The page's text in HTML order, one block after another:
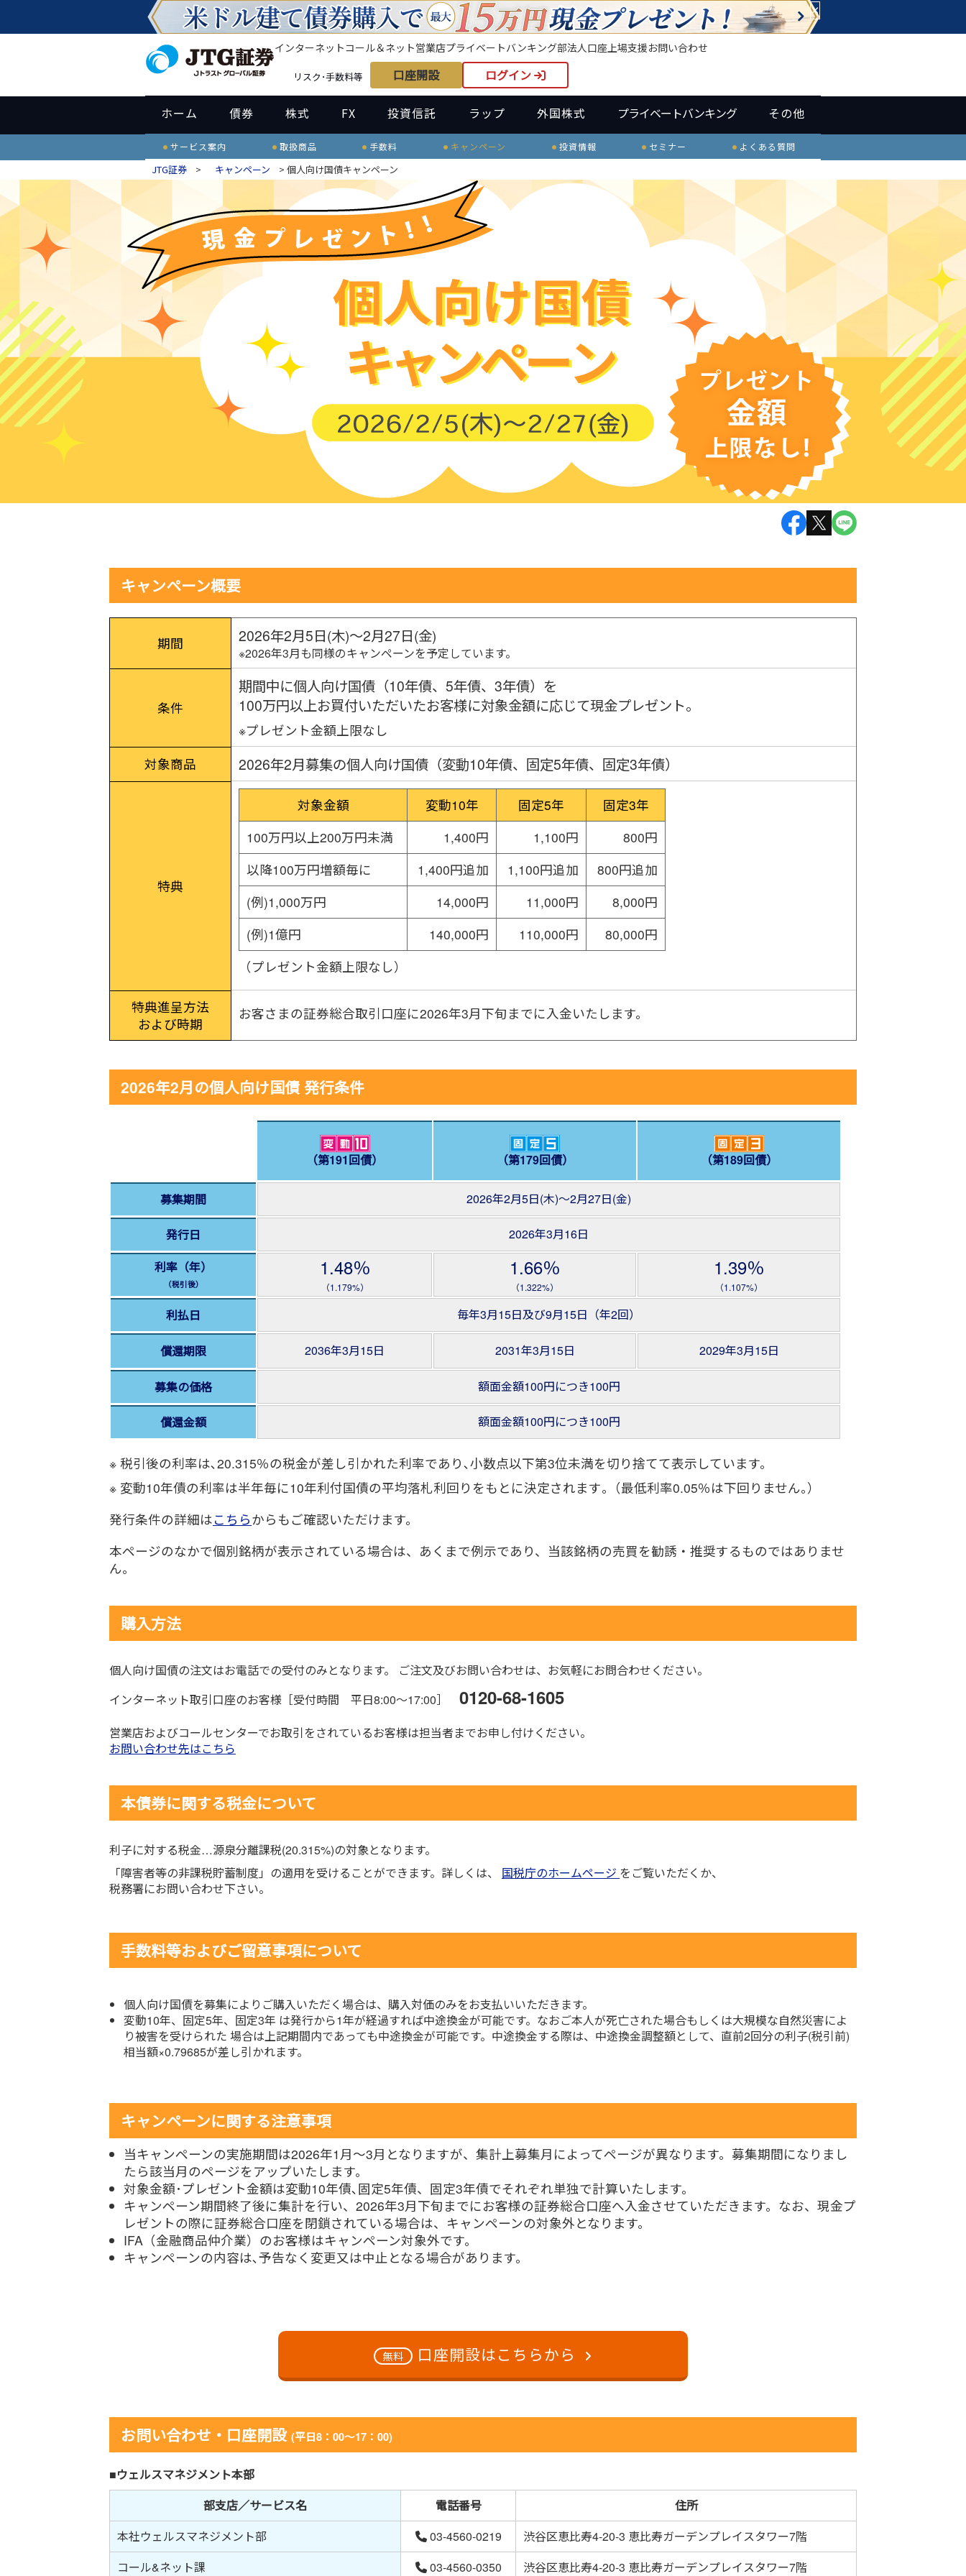
×
インターネットコール＆ネット営業店プライベートバンキング部法人口座上場支援お問い合わせ
リスク･手数料等 口座開設 ログイン
ホーム 債券 株式 FX 投資信託 ラップ 外国株式 プライベートバンキング その他
サービス案内 取扱商品 手数料 キャンペーン 投資情報 セミナー よくある質問
JTG証券 > キャンペーン > 個人向け国債キャンペーン
キャンペーン概要
期間 2026年2月5日(木)～2月27日(金)
※2026年3月も同様のキャンペーンを予定しています。
条件
期間中に個人向け国債（10年債、5年債、3年債）を
100万円以上お買付いただいたお客様に対象金額に応じて現金プレゼント。
※プレゼント金額上限なし
対象商品
2026年2月募集の個人向け国債（変動10年債、固定5年債、固定3年債）
特典
対象金額 変動10年 固定5年
固定3年
100万円以上200万円未満
1,400円 1,100円
800円
以降100万円増額毎に
1,400円追加 1,100円追加
800円追加
(例)1,000万円
14,000円 11,000円
8,000円
(例)1億円
140,000円 110,000円
80,000円
（プレゼント金額上限なし）
特典進呈方法
および時期
お客さまの証券総合取引口座に2026年3月下旬までに入金いたします。
2026年2月の個人向け国債 発行条件
（第191回債） （第179回債） （第189回債）
募集期間 2026年2月5日(木)～2月27日(金)
発行日
2026年3月16日
利率（年）
（税引後）
1.48％
（1.179%）
1.66％
（1.322%）
1.39％
（1.107%）
利払日 毎年3月15日及び9月15日（年2回）
償還期限 2036年3月15日 2031年3月15日 2029年3月15日
募集の価格 額面金額100円につき100円
償還金額 額面金額100円につき100円
※ 税引後の利率は､20.315％の税金が差し引かれた利率であり､小数点以下第3位未満を切り捨てて表示しています。
※ 変動10年債の利率は半年毎に10年利付国債の平均落札利回りをもとに決定されます｡（最低利率0.05％は下回りません｡）
発行条件の詳細はこちらからもご確認いただけます。
本ページのなかで個別銘柄が表示されている場合は、あくまで例示であり、当該銘柄の売買を勧誘・推奨するものではありませ
ん。
購入方法
個人向け国債の注文はお電話での受付のみとなります。 ご注文及びお問い合わせは、お気軽にお問合わせください。
インターネット取引口座のお客様［受付時間 平日8:00～17:00］ 0120-68-1605
営業店およびコールセンターでお取引をされているお客様は担当者までお申し付けください。
お問い合わせ先はこちら
本債券に関する税金について
利子に対する税金…源泉分離課税(20.315%)の対象となります。
「障害者等の非課税貯蓄制度」の適用を受けることができます。詳しくは、 国税庁のホームページ をご覧いただくか、
税務署にお問い合わせ下さい。
手数料等およびご留意事項について
個人向け国債を募集によりご購入いただく場合は、購入対価のみをお支払いいただきます。
変動10年、固定5年、固定3年 は発行から1年が経過すれば中途換金が可能です。なおご本人が死亡された場合もしくは大規模な自然災害によ
り被害を受けられた 場合は上記期間内であっても中途換金が可能です。中途換金する際は、中途換金調整額として、直前2回分の利子(税引前)
相当額×0.79685が差し引かれます。
キャンペーンに関する注意事項
当キャンペーンの実施期間は2026年1月～3月となりますが、集計上募集月によってページが異なります。募集期間になりまし
たら該当月のページをアップいたします。
対象金額･プレゼント金額は変動10年債､固定5年債、固定3年債でそれぞれ単独で計算いたします。
キャンペーン期間終了後に集計を行い、2026年3月下旬までにお客様の証券総合口座へ入金させていただきます。なお、現金プ
レゼントの際に証券総合口座を閉鎖されている場合は、キャンペーンの対象外となります。
IFA（金融商品仲介業）のお客様はキャンペーン対象外です。
キャンペーンの内容は､予告なく変更又は中止となる場合があります。
無料 口座開設はこちらから
お問い合わせ・口座開設 (平日8：00～17：00)
■ウェルスマネジメント本部
部支店／サービス名
電話番号
住所
本社ウェルスマネジメント部
03-4560-0219
渋谷区恵比寿4-20-3 恵比寿ガーデンプレイスタワー7階
コール&ネット課
03-4560-0350 渋谷区恵比寿4-20-3 恵比寿ガーデンプレイスタワー7階